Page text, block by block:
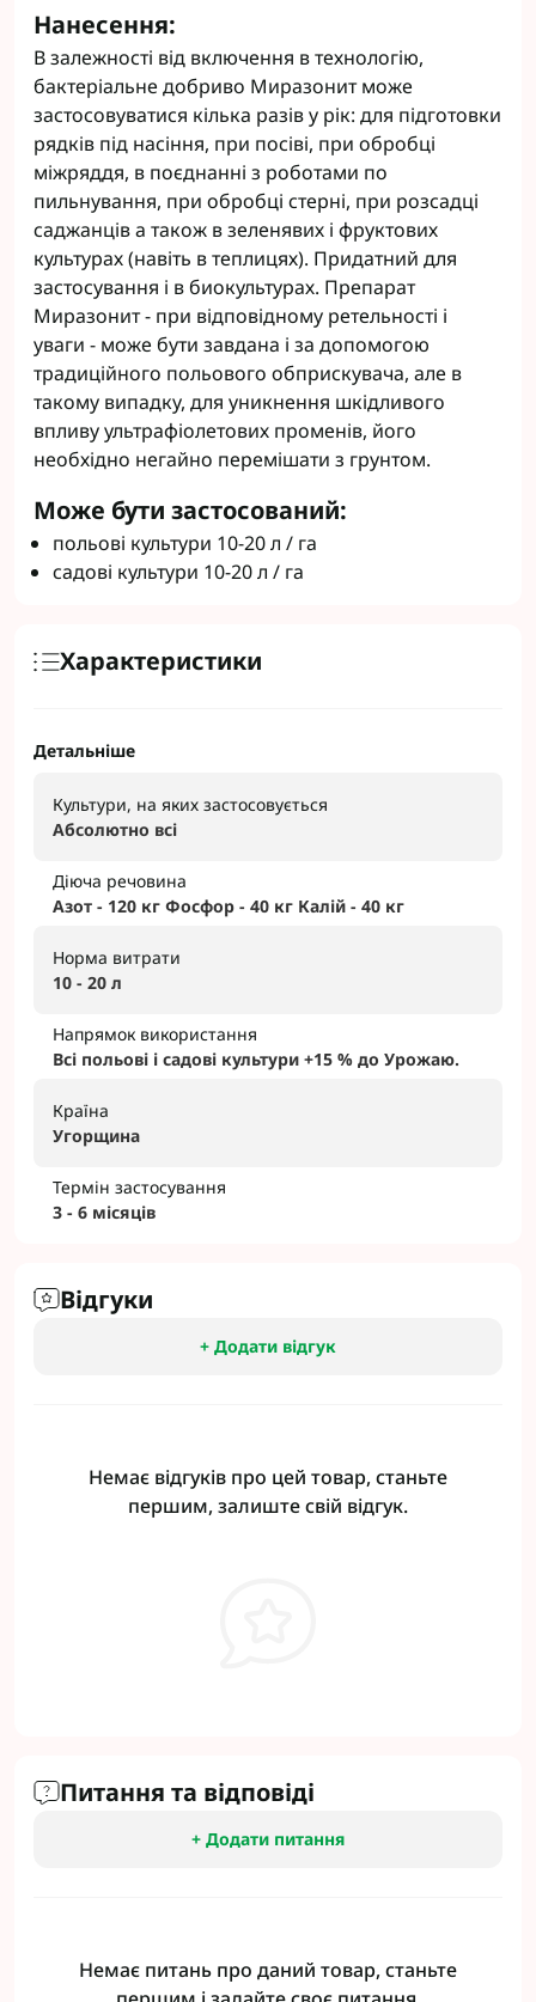
Нанесення:
В залежності від включення в технологію,
бактеріальне добриво Миразонит може
застосовуватися кілька разів у рік: для підготовки
рядків під насіння, при посіві, при обробці
міжряддя, в поєднанні з роботами по
пильнування, при обробці стерні, при розсадці
саджанців а також в зеленявих і фруктових
культурах (навіть в теплицях). Придатний для
застосування і в биокультурах. Препарат
Миразонит - при відповідному ретельності і
уваги - може бути завдана і за допомогою
традиційного польового обприскувача, але в
такому випадку, для уникнення шкідливого
впливу ультрафіолетових променів, його
необхідно негайно перемішати з грунтом.
Може бути застосований:
польові культури 10-20 л / га
садові культури 10-20 л / га
Характеристики
Детальніше
Культури, на яких застосовується
Абсолютно всі
Діюча речовина
Азот - 120 кг Фосфор - 40 кг Калій - 40 кг
Норма витрати
10 - 20 л
Напрямок використання
Всі польові і садові культури +15 % до Урожаю.
Країна
Угорщина
Термін застосування
3 - 6 місяців
Відгуки
+ Додати відгук
Немає відгуків про цей товар, станьте
першим, залиште свій відгук.
Питання та відповіді
+ Додати питання
Немає питань про даний товар, станьте